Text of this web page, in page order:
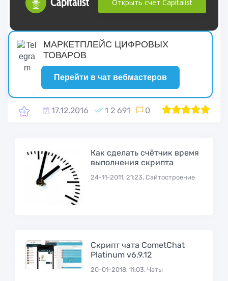
Открыть счет Capitalist
МАРКЕТПЛЕЙС ЦИФРОВЫХ
ТОВАРОВ
Перейти в чат вебмастеров
17.12.2016 1 2 691 0 100
1 2 3 4 5
Как сделать счётчик время
выполнения скрипта
24-11-2011, 21:23, Сайтостроение
Скрипт чата CometChat
Platinum v6.9.12
20-01-2018, 11:03, Чаты